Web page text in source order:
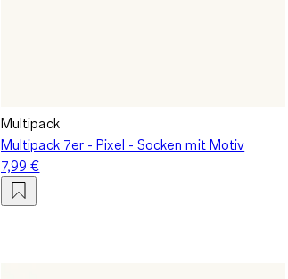
Multipack
Multipack 7er - Pixel - Socken mit Motiv
7,99 €